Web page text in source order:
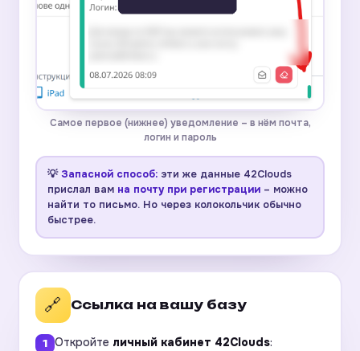
Самое первое (нижнее) уведомление – в нём почта,
логин и пароль
💡Запасной способ: эти же данные 42Clouds
прислал вам на почту при регистрации – можно
найти то письмо. Но через колокольчик обычно
быстрее.
🔗 Ссылка на вашу базу
Откройте личный кабинет 42Clouds: